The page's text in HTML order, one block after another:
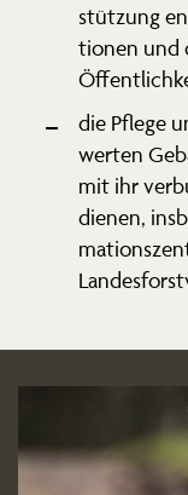
stützung
tionen und
die Pflege
werten
mit ihr
dienen,